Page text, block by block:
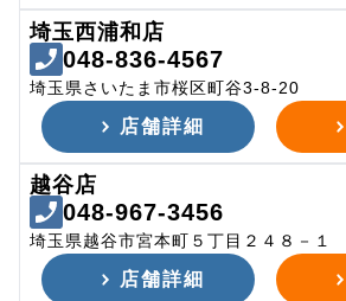
埼玉西浦和店
048-836-4567
埼玉県さいたま市桜区町谷3-8-20
店舗詳細
越谷店
048-967-3456
埼玉県越谷市宮本町５丁目２４８－１
店舗詳細